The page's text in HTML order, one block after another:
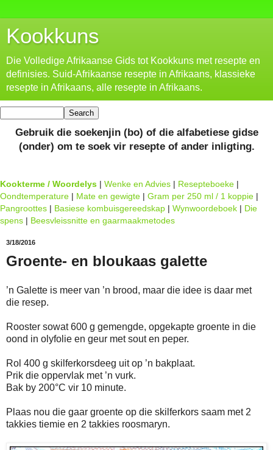
Kookkuns
Die Volledige Afrikaanse Gids tot Kookkuns met resepte en
definisies. Suid-Afrikaanse resepte in Afrikaans, klassieke
resepte in Afrikaans, alle resepte in Afrikaans.
Gebruik die soekenjin (bo) of die alfabetiese gidse
(onder) om te soek vir resepte of ander inligting.
Kookterme / Woordelys | Wenke en Advies | Resepteboeke |
Oondtemperature | Mate en gewigte | Gram per 250 ml / 1 koppie |
Pangroottes | Basiese kombuisgereedskap | Wynwoordeboek | Die
spens | Beesvleissnitte en gaarmaakmetodes
3/18/2016
Groente- en bloukaas galette
’n Galette is meer van ’n brood, maar die idee is daar met
die resep.
Rooster sowat 600 g gemengde, opgekapte groente in die
oond in olyfolie en geur met sout en peper.
Rol 400 g skilferkorsdeeg uit op ’n bakplaat.
Prik die oppervlak met ’n vurk.
Bak by 200°C vir 10 minute.
Plaas nou die gaar groente op die skilferkors saam met 2
takkies tiemie en 2 takkies roosmaryn.